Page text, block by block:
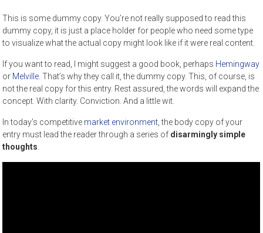
This is some dummy copy. You’re not really supposed to read this
dummy copy, it is just a place holder for people who need some type
to visualize what the actual copy might look like if it were real content.
If you want to read, I might suggest a good book, perhaps Hemingway
or Melville . That’s why they call it, the dummy copy. This, of course, is
not the real copy for this entry. Rest assured, the words will expand the
concept. With clarity. Conviction. And a little wit.
In today’s competitive market environment , the body copy of your
entry must lead the reader through a series of disarmingly simple
thoughts